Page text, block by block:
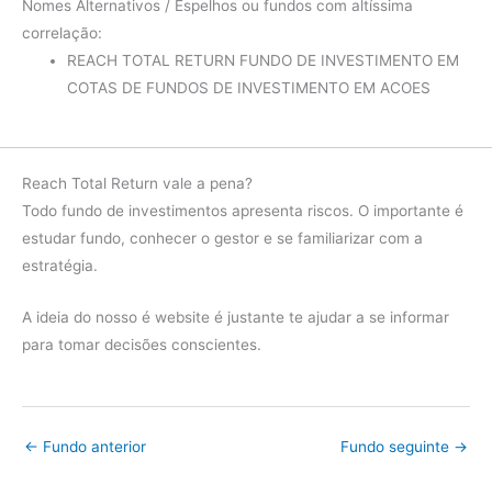
Nomes Alternativos / Espelhos ou fundos com altíssima
correlação:
REACH TOTAL RETURN FUNDO DE INVESTIMENTO EM
COTAS DE FUNDOS DE INVESTIMENTO EM ACOES
Reach Total Return vale a pena?
Todo fundo de investimentos apresenta riscos. O importante é
estudar fundo, conhecer o gestor e se familiarizar com a
estratégia.
A ideia do nosso é website é justante te ajudar a se informar
para tomar decisões conscientes.
← Fundo anterior Fundo seguinte →